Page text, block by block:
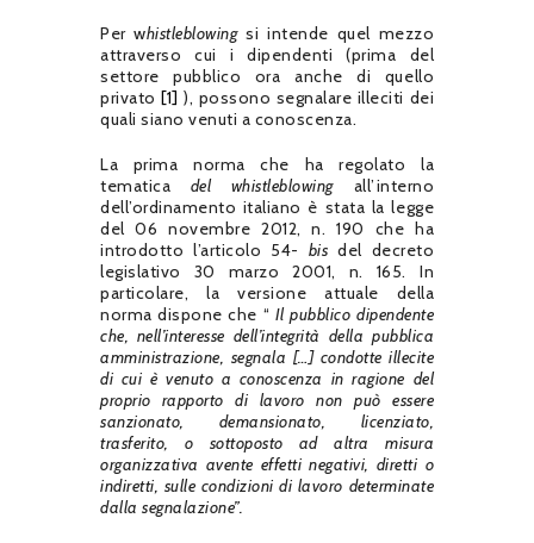
Per whistleblowingsi intende quel mezzo
attraverso cui i dipendenti (prima del
settore pubblico ora anche di quello
privato[1] ), possono segnalare illeciti dei
quali siano venuti a conoscenza.
La prima norma che ha regolato la
tematica del whistleblowingall’interno
dell’ordinamento italiano è stata la legge
del 06 novembre 2012, n.190 che ha
introdotto l’articolo 54- bis del decreto
legislativo 30 marzo 2001, n. 165. In
particolare, la versione attuale della
norma dispone che “ Il pubblico dipendente
che, nell’interesse dell’integrità della pubblica
amministrazione, segnala […] condotte illecite
di cui è venuto a conoscenza in ragione del
proprio rapporto di lavoro non può essere
sanzionato, demansionato, licenziato,
trasferito, o sottoposto ad altra misura
organizzativa avente effetti negativi, diretti o
indiretti, sulle condizioni di lavoro determinate
dalla segnalazione”.